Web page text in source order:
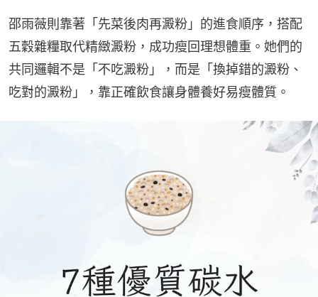
邵雨薇則靠著「先菜後肉再澱粉」的進食順序，搭配
五穀雜糧取代精緻澱粉，成功瘦回理想體重。她們的
共同邏輯不是「不吃澱粉」，而是「換掉錯的澱粉、
吃對的澱粉」，靠正確飲食讓身體養好易瘦體質。